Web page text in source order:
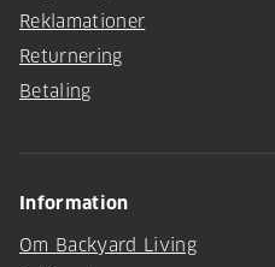
Reklamationer
Returnering
Betaling
Information
Om Backyard Living